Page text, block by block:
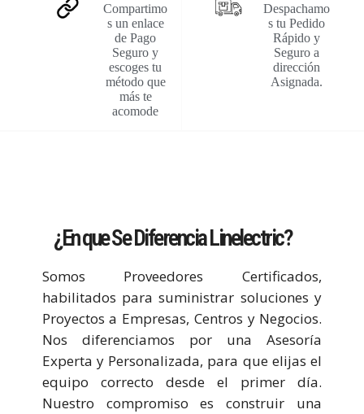
Compartimo
s un enlace
de Pago
Seguro y
escoges tu
método que
más te
acomode
Despachamo
s tu Pedido
Rápido y
Seguro a
dirección
Asignada.
¿En que Se Diferencia Linelectric?
Somos Proveedores Certificados,
habilitados para suministrar soluciones y
Proyectos a Empresas, Centros y Negocios.
Nos diferenciamos por una Asesoría
Experta y Personalizada, para que elijas el
equipo correcto desde el primer día.
Nuestro compromiso es construir una